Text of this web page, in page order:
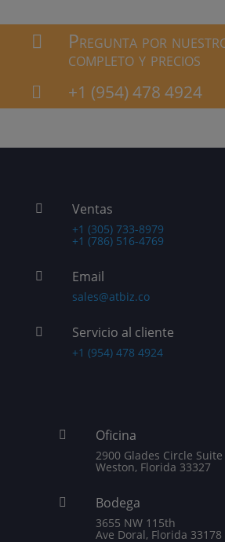
 Pregunta por
completo y precios
 +1 (954) 478 4924
 Ventas
+1 (305) 733-8979
+1 (786) 516-4769
 Email
sales@atbiz.co
 Servicio al cliente
+1 (954) 478 4924
 Oficina
2900 Glades Circle
Weston, Florida 33327
 Bodega
3655 NW 115th
Ave Doral, Florida 33178